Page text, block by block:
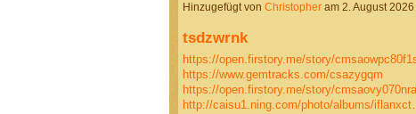
Hinzugefügt von Christopheram 2. August
tsdzwrnk
https://open.firstory.me/story/
https://www.gemtracks.com/csazygqm
https://open.firstory.me/story/
http://caisu1.ning.com/photo/albums/iflanxct…